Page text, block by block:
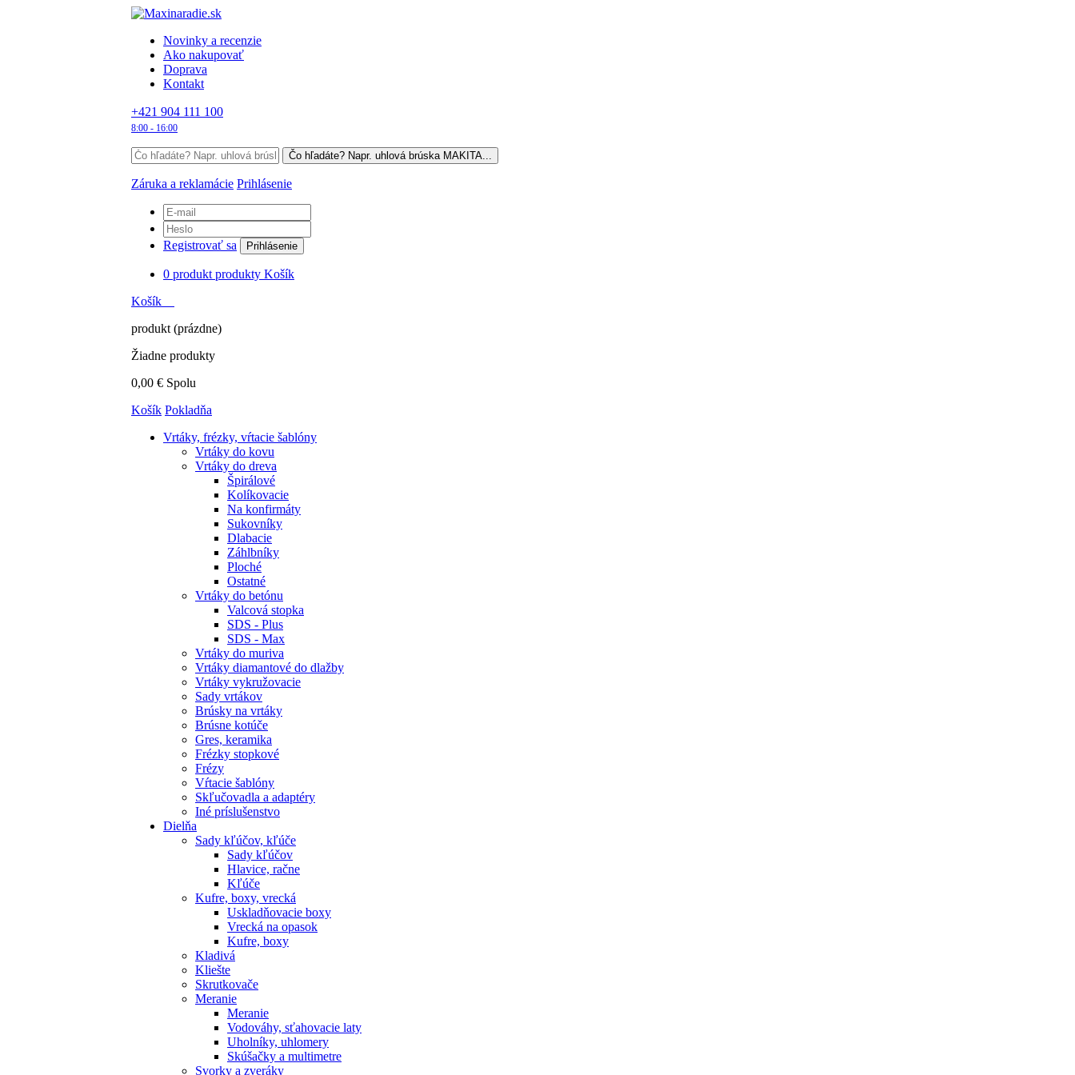
Novinky a recenzie
Ako nakupovať
Doprava
Kontakt
+421 904 111 100
8:00 - 16:00
Záruka a reklamácie Prihlásenie
Registrovať sa Prihlásenie
0 produkt produkty Košík
Košík
produkt (prázdne)
Žiadne produkty
0,00 € Spolu
Košík Pokladňa
Vrtáky, frézky, vŕtacie šablóny
Vrtáky do kovu
Vrtáky do dreva
Špirálové
Kolíkovacie
Na konfirmáty
Sukovníky
Dlabacie
Záhlbníky
Ploché
Ostatné
Vrtáky do betónu
Valcová stopka
SDS - Plus
SDS - Max
Vrtáky do muriva
Vrtáky diamantové do dlažby
Vrtáky vykružovacie
Sady vrtákov
Brúsky na vrtáky
Brúsne kotúče
Gres, keramika
Frézky stopkové
Frézy
Vŕtacie šablóny
Skľučovadla a adaptéry
Iné príslušenstvo
Dielňa
Sady kľúčov, kľúče
Sady kľúčov
Hlavice, račne
Kľúče
Kufre, boxy, vrecká
Uskladňovacie boxy
Vrecká na opasok
Kufre, boxy
Kladivá
Kliešte
Skrutkovače
Meranie
Meranie
Vodováhy, sťahovacie laty
Uholníky, uhlomery
Skúšačky a multimetre
Svorky a zveráky